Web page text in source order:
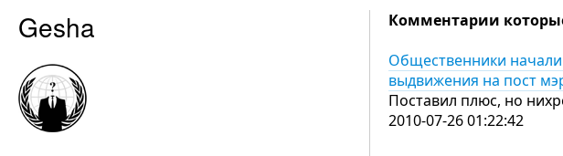
Gesha
Комментарии
Общественники
выдвижения на пост
Поставил плюс, но
2010-07-26 01:22:42